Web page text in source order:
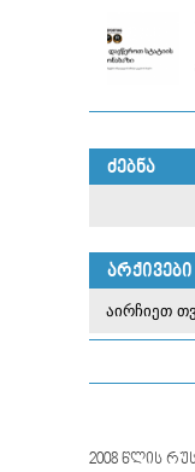
ᲫᲔᲑᲜᲐ
ᲐᲠᲥᲘᲕᲔᲑᲘ
2008 წლის